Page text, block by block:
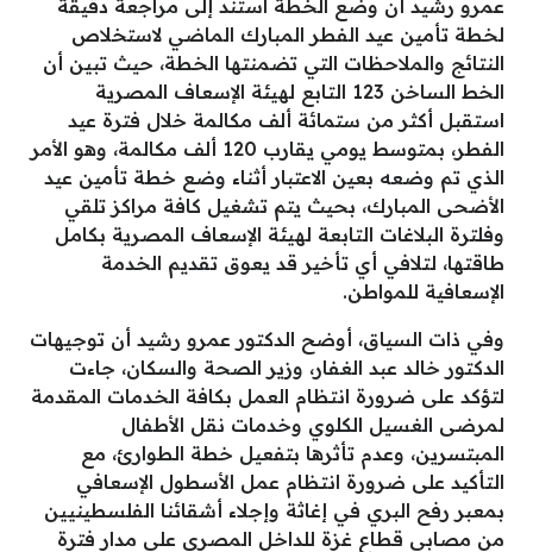
عمرو رشيد أن وضع الخطة استند إلى مراجعة دقيقة
لخطة تأمين عيد الفطر المبارك الماضي لاستخلاص
النتائج والملاحظات التي تضمنتها الخطة، حيث تبين أن
الخط الساخن 123 التابع لهيئة الإسعاف المصرية
استقبل أكثر من ستمائة ألف مكالمة خلال فترة عيد
الفطر، بمتوسط يومي يقارب 120 ألف مكالمة، وهو الأمر
الذي تم وضعه بعين الاعتبار أثناء وضع خطة تأمين عيد
الأضحى المبارك، بحيث يتم تشغيل كافة مراكز تلقي
وفلترة البلاغات التابعة لهيئة الإسعاف المصرية بكامل
طاقتها، لتلافي أي تأخير قد يعوق تقديم الخدمة
الإسعافية للمواطن.
وفي ذات السياق، أوضح الدكتور عمرو رشيد أن توجيهات
الدكتور خالد عبد الغفار، وزير الصحة والسكان، جاءت
لتؤكد على ضرورة انتظام العمل بكافة الخدمات المقدمة
لمرضى الغسيل الكلوي وخدمات نقل الأطفال
المبتسرين، وعدم تأثرها بتفعيل خطة الطوارئ، مع
التأكيد على ضرورة انتظام عمل الأسطول الإسعافي
بمعبر رفح البري في إغاثة وإجلاء أشقائنا الفلسطينيين
من مصابي قطاع غزة للداخل المصري على مدار فترة